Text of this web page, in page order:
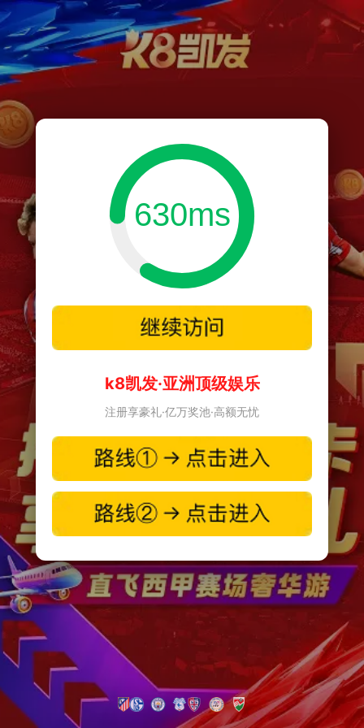
630ms
k8凯发·亚洲顶级娱乐
注册享豪礼·亿万奖池·高额无忧